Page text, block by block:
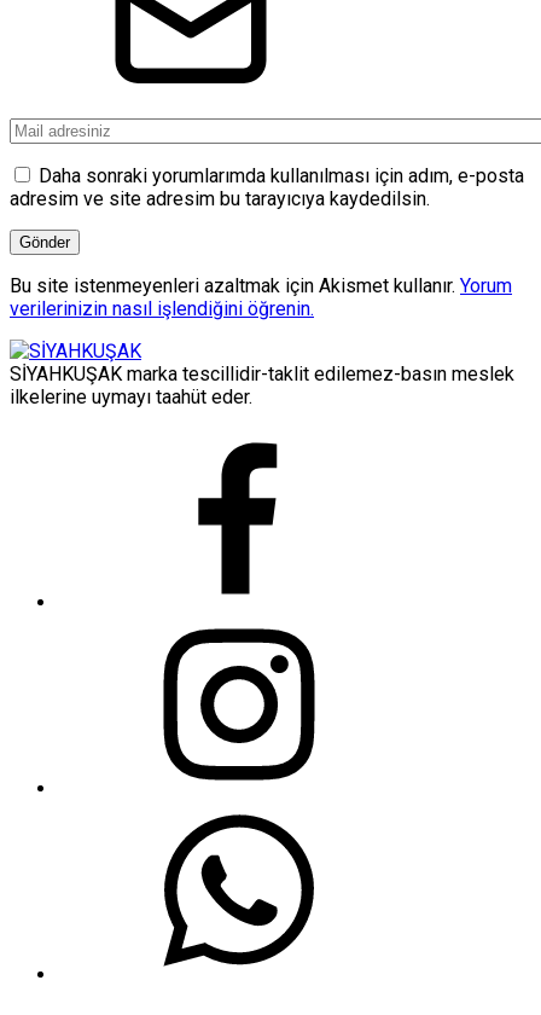
Daha sonraki yorumlarımda kullanılması için adım, e-posta
adresim ve site adresim bu tarayıcıya kaydedilsin.
Bu site istenmeyenleri azaltmak için Akismet kullanır. Yorum
verilerinizin nasıl işlendiğini öğrenin.
SİYAHKUŞAK marka tescillidir-taklit edilemez-basın meslek
ilkelerine uymayı taahüt eder.